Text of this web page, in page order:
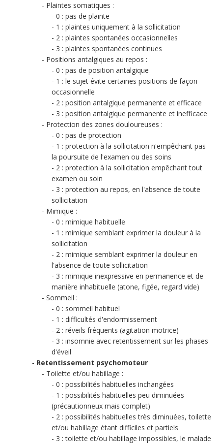
Plaintes somatiques :
0 : pas de plainte
1 : plaintes uniquement à la sollicitation
2 : plaintes spontanées occasionnelles
3 : plaintes spontanées continues
Positions antalgiques au repos :
0 : pas de position antalgique
1 : le sujet évite certaines positions de façon
occasionnelle
2 : position antalgique permanente et efficace
3 : position antalgique permanente et inefficace
Protection des zones douloureuses :
0 : pas de protection
1 : protection à la sollicitation n'empêchant pas
la poursuite de l'examen ou des soins
2 : protection à la sollicitation empêchant tout
examen ou soin
3 : protection au repos, en l'absence de toute
sollicitation
Mimique :
0 : mimique habituelle
1 : mimique semblant exprimer la douleur à la
sollicitation
2 : mimique semblant exprimer la douleur en
l'absence de toute sollicitation
3 : mimique inexpressive en permanence et de
manière inhabituelle (atone, figée, regard vide)
Sommeil :
0 : sommeil habituel
1 : difficultés d'endormissement
2 : réveils fréquents (agitation motrice)
3 : insomnie avec retentissement sur les phases
d'éveil
Retentissement psychomoteur
Toilette et/ou habillage :
0 : possibilités habituelles inchangées
1 : possibilités habituelles peu diminuées
(précautionneux mais complet)
2 : possibilités habituelles très diminuées, toilette
et/ou habillage étant difficiles et partiels
3 : toilette et/ou habillage impossibles, le malade